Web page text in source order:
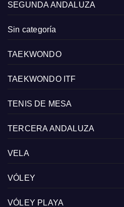
SEGUNDA ANDALUZA
Sin categoría
TAEKWONDO
TAEKWONDO ITF
TENIS DE MESA
TERCERA ANDALUZA
VELA
VÓLEY
VÓLEY PLAYA